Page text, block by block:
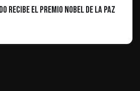
recibe el Premio Nobel de la Paz